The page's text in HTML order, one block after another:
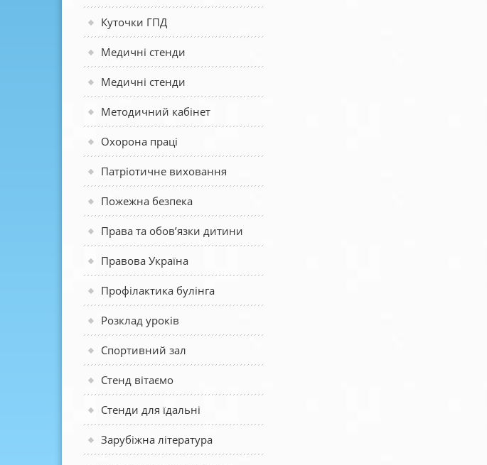
Куточки ГПД
Медичні стенди
Медичні стенди
Методичний кабінет
Охорона праці
Патріотичне виховання
Пожежна безпека
Права та обов’язки дитини
Правова Україна
Профілактика булінга
Розклад уроків
Спортивний зал
Стенд вітаємо
Стенди для їдальні
Зарубіжна література